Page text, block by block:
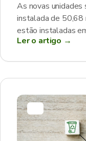
As novas unidades
instalada de
estão instaladas
Ler o artigo →